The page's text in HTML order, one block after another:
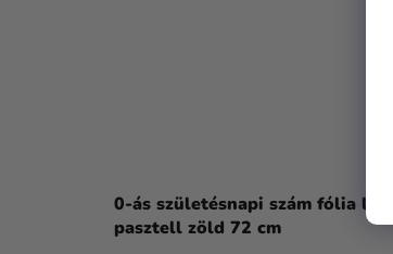
0-ás születésnapi szám fólia lufi -
pasztell zöld 72 cm